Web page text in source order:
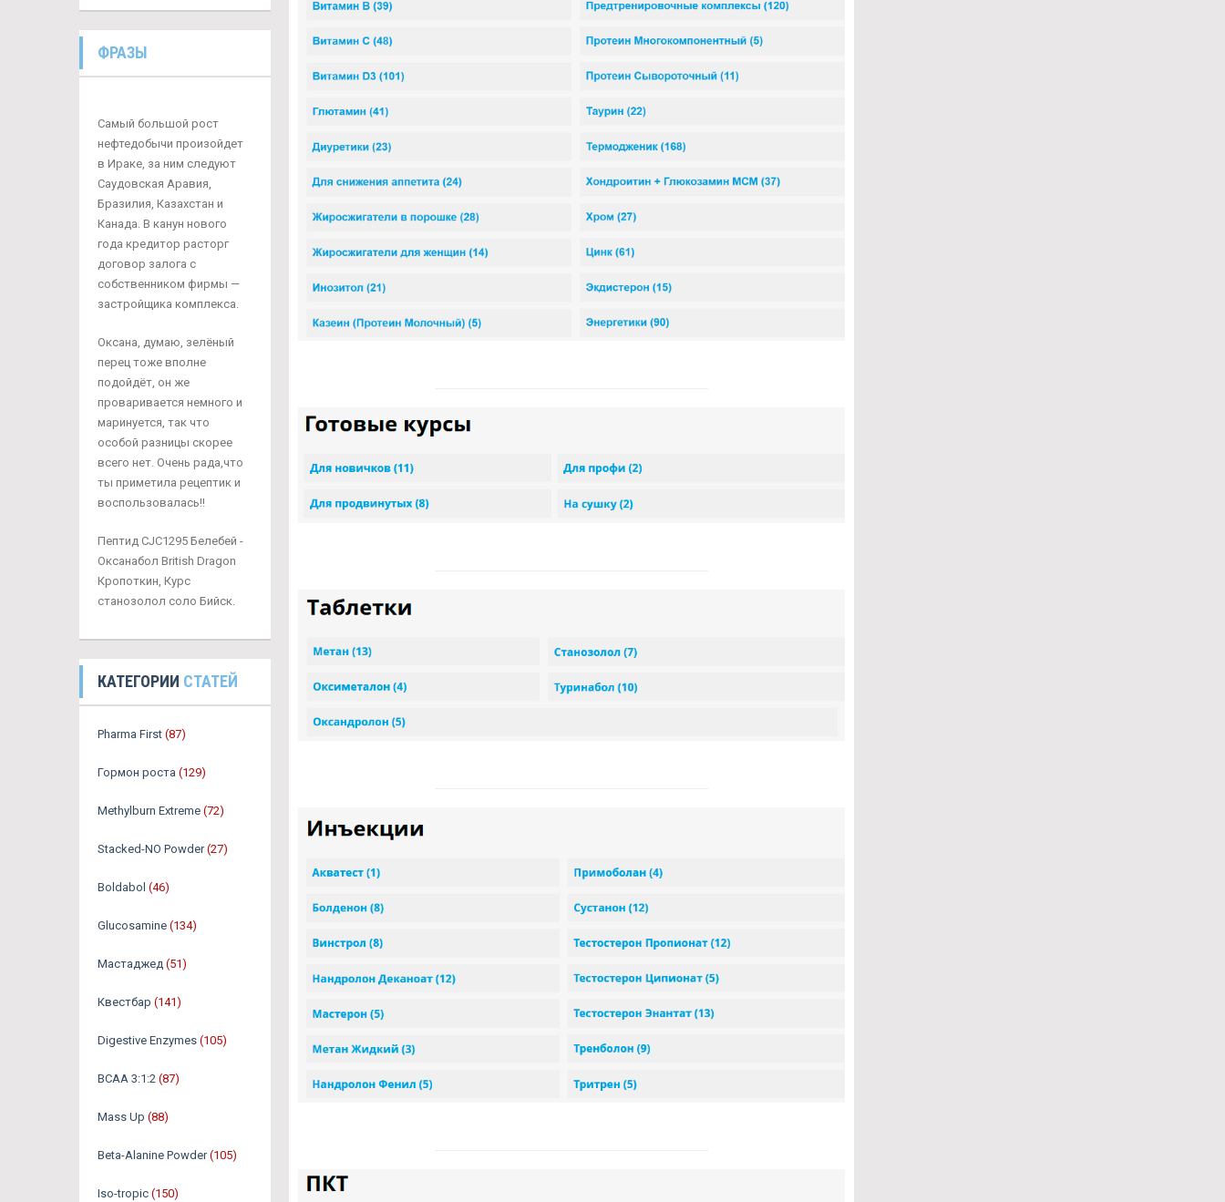
ФРАЗЫ
Самый большой рост
нефтедобычи произойдет
в Ираке, за ним следуют
Саудовская Аравия,
Бразилия, Казахстан и
Канада. В канун нового
года кредитор расторг
договор залога с
собственником фирмы —
застройщика комплекса.
Оксана, думаю, зелёный
перец тоже вполне
подойдёт, он же
проваривается немного и
маринуется, так что
особой разницы скорее
всего нет. Очень рада,что
ты приметила рецептик и
воспользовалась!!
Пептид CJC1295 Белебей -
Оксанабол British Dragon
Кропоткин, Курс
станозолол соло Бийск.
КАТЕГОРИИ СТАТЕЙ
Pharma First (87)
Гормон роста (129)
Methylburn Extreme (72)
Stacked-NO Powder (27)
Boldabol (46)
Glucosamine (134)
Мастаджед (51)
Квестбар (141)
Digestive Enzymes (105)
BCAA 3:1:2 (87)
Mass Up (88)
Beta-Alanine Powder (105)
Iso-tropic (150)